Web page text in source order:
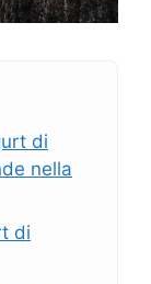
di
nella
di